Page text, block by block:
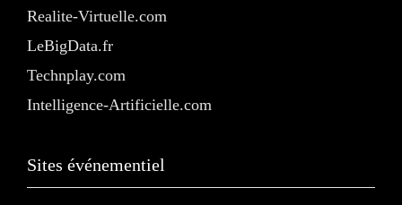
Realite-Virtuelle.com
LeBigData.fr
Technplay.com
Intelligence-Artificielle.com
Sites événementiel